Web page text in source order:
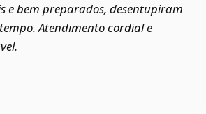
e bem preparados, desentupiram
Atendimento cordial e